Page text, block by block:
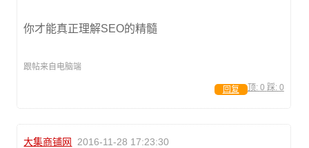
你才能真正理解SEO的精髓
跟帖来自电脑端
顶: 0 踩: 0
回复
大集商铺网 2016-11-28 17:23:30